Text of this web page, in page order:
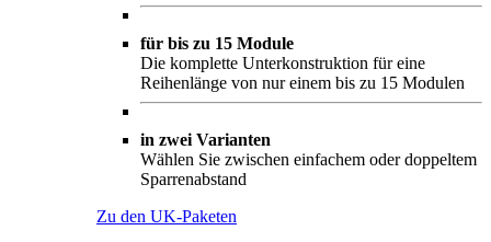
für bis zu 15 Module
Die komplette Unterkonstruktion für eine
Reihenlänge von nur einem bis zu 15 Modulen
in zwei Varianten
Wählen Sie zwischen einfachem oder doppeltem
Sparrenabstand
Zu den UK-Paketen